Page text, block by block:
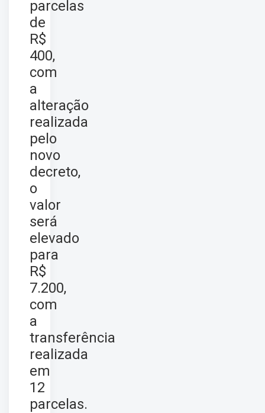
parcelas
de
R$
400,
com
a
alteração
realizada
pelo
novo
decreto,
o
valor
será
elevado
para
R$
7.200,
com
a
transferência
realizada
em
12
parcelas.